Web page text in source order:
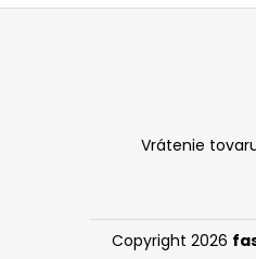
Z
Vrátenie
Copyright 2026